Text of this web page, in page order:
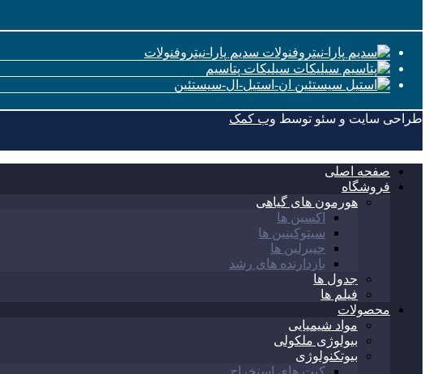
سدیم پارا-نیتروفنولات
سیلیکات پتاسیم
ان-استیل-ال-سیستئین
طراحی سایت و سئو توسط وب کمک
صفحه اصلی
فروشگاه
هورمون های گیاهی
اکسین ها
سیتوکینین ها
جیبرلین ها
بازدارنده های رشد
جدول ها
فیلم ها
محصولات
مواد شیمیایی
بیولوژی ملکولی
بیوتکنولوژی
کیت های استخراج